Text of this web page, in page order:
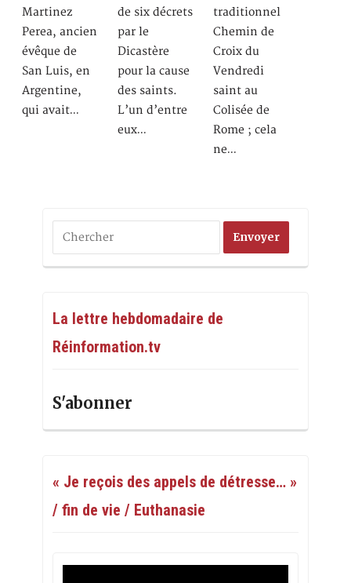
Martinez
Perea, ancien
évêque de
San Luis, en
Argentine,
qui avait…
de six décrets
par le
Dicastère
pour la cause
des saints.
L’un d’entre
eux…
traditionnel
Chemin de
Croix du
Vendredi
saint au
Colisée de
Rome ; cela
ne…
La lettre hebdomadaire de
Réinformation.tv
S'abonner
« Je reçois des appels de détresse… »
/ fin de vie / Euthanasie